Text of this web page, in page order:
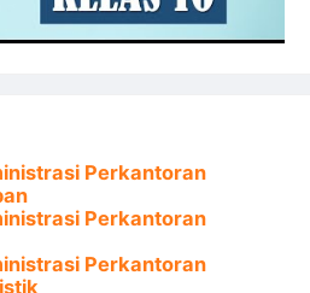
Perkantoran
Perkantoran
Perkantoran